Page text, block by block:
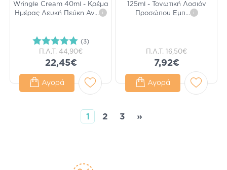
Wringle Cream 40ml - Κρέμα
Ημέρας Λευκή Πεύκη Αν... i
(3)
Π.Λ.Τ. 44,90€
22,45€
Αγορά
125ml - Τονωτική Λοσιόν
Προσώπου Εμπ... i
Π.Λ.Τ. 16,50€
7,92€
Αγορά
1 2 3 »